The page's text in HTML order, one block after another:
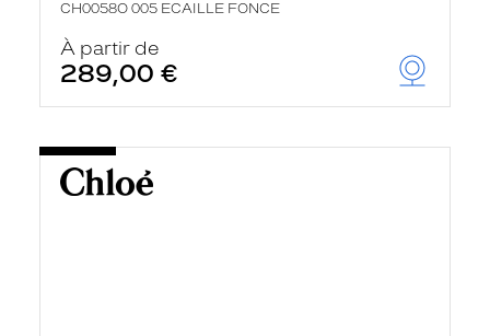
CH0058O 005 ECAILLE FONCE
À partir de
289,00 €